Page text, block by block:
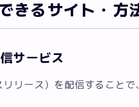
きるサイト・
サービス
リリース）を配信すること